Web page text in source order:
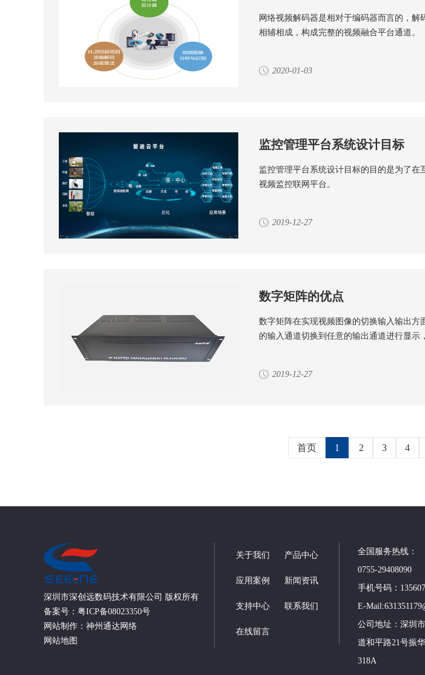
网络视频解码器是相对于编码器而言的，
相辅相成，构成完整的视频融合平台通道。
2020-01-03
监控管理平台系统设计目标
监控管理平台系统设计目标的目的是为了
视频监控联网平台。
2019-12-27
数字矩阵的优点
数字矩阵在实现视频图像的切换输入输出
的输入通道切换到任意的输出通道进行显示
2019-12-27
首页 1 2 3 4
深圳市深创远数码技术有限公司 版权所有
备案号： 粤ICP备08023350号
网站制作： 神州通达网络
网站地图
关于我们 产品中心
应用案例 新闻资讯
支持中心 联系我们
在线留言
全国服务热线：
0755-29408090
手机号码：
E-
公司地址：深圳
道和平路21号振
318A